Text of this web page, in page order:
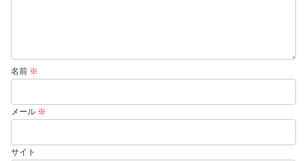
名前 ※
メール ※
サイト